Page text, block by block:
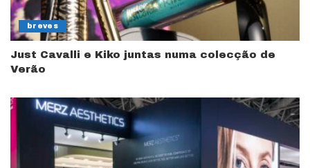
breves
Just Cavalli e Kiko juntas numa colecção de
Verão